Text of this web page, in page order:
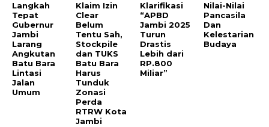
Langkah
Tepat
Gubernur
Jambi
Larang
Angkutan
Batu Bara
Lintasi
Jalan
Umum
Klaim Izin
Clear
Belum
Tentu Sah,
Stockpile
dan TUKS
Batu Bara
Harus
Tunduk
Zonasi
Perda
RTRW Kota
Jambi
Klarifikasi
“APBD
Jambi 2025
Turun
Drastis
Lebih dari
RP.800
Miliar”
Nilai-Nilai
Pancasila
Dan
Kelestarian
Budaya